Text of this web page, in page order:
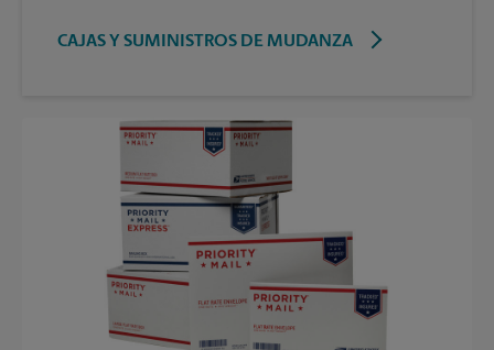
CAJAS Y SUMINISTROS DE MUDANZA